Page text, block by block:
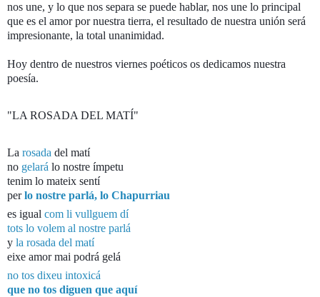
nos une, y lo que nos separa se puede hablar, nos une lo principal
que es el amor por nuestra tierra, el resultado de nuestra unión será
impresionante, la total unanimidad.
Hoy dentro de nuestros viernes poéticos os dedicamos nuestra
poesía.
"LA ROSADA DEL MATÍ"
La rosada del matí
no gelará lo nostre ímpetu
tenim lo mateix sentí
perlo nostre parlá, lo Chapurriau
es igual com li vullguem dí
tots lo volem al nostre parlá
y la rosada del matí
eixe amor mai podrá gelá
no tos dixeu intoxicá
que no tos diguen que aquí